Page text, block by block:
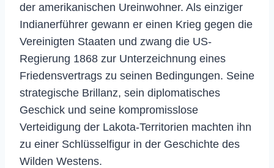
der amerikanischen Ureinwohner. Als einziger
Indianerführer gewann er einen Krieg gegen die
Vereinigten Staaten und zwang die US-
Regierung 1868 zur Unterzeichnung eines
Friedensvertrags zu seinen Bedingungen. Seine
strategische Brillanz, sein diplomatisches
Geschick und seine kompromisslose
Verteidigung der Lakota-Territorien machten ihn
zu einer Schlüsselfigur in der Geschichte des
Wilden Westens.